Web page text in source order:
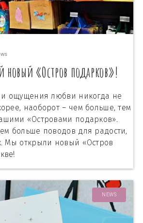
новый «Остров подарков»!
и ощущения любви никогда не
наоборот – чем больше, тем
«Островами подарков».
больше поводов для радости,
Мы открыли новый «Остров
NEWS